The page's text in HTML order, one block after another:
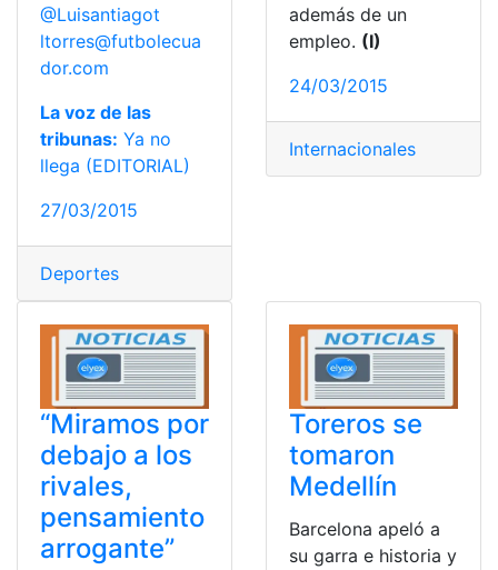
@Luisantiagot
ltorres@futbolecua
dor.com
La voz de las
tribunas: Ya no
llega (EDITORIAL)
27/03/2015
Deportes
además de un
empleo. (I)
24/03/2015
Internacionales
“Miramos por
debajo a los
rivales,
pensamiento
arrogante”
Toreros se
tomaron
Medellín
Barcelona apeló a
su garra e historia y